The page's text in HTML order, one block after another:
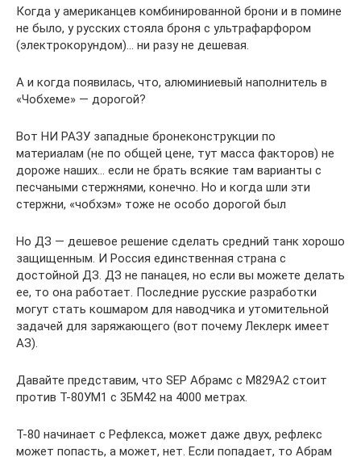
Когда у американцев комбинированной брони и в помине
не было, у русских стояла броня с ультрафарфором
(электрокорундом)… ни разу не дешевая.
А и когда появилась, что, алюминиевый наполнитель в
«Чобхеме» — дорогой?
Вот НИ РАЗУ западные бронеконструкции по
материалам (не по общей цене, тут масса факторов) не
дороже наших… если не брать всякие там варианты с
песчаными стержнями, конечно. Но и когда шли эти
стержни, «чобхэм» тоже не особо дорогой был
Но ДЗ — дешевое решение сделать средний танк хорошо
защищенным. И Россия единственная страна с
достойной ДЗ. ДЗ не панацея, но если вы можете делать
ее, то она работает. Последние русские разработки
могут стать кошмаром для наводчика и утомительной
задачей для заряжающего (вот почему Леклерк имеет
АЗ).
Давайте представим, что SEP Абрамс с M829A2 стоит
против Т-80УМ1 с 3БМ42 на 4000 метрах.
Т-80 начинает с Рефлекса, может даже двух, рефлекс
может попасть, а может, нет. Если попадает, то Абрам